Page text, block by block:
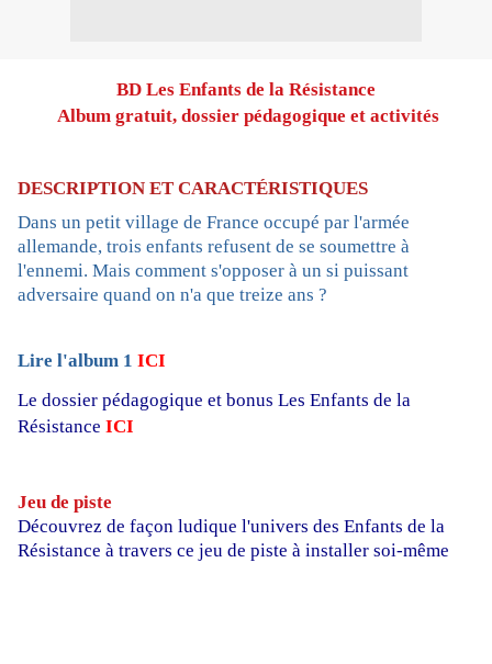
BD Les Enfants de la Résistance
Album gratuit, dossier pédagogique et activités
DESCRIPTION ET CARACTÉRISTIQUES
Dans un petit village de France occupé par l'armée
allemande, trois enfants refusent de se soumettre à
l'ennemi. Mais comment s'opposer à un si puissant
adversaire quand on n'a que treize ans ?
Lire l'album 1 ICI
Le dossier pédagogique et bonus Les Enfants de la
Résistance ICI
Jeu de piste
Découvrez de façon ludique l'univers des Enfants de la
Résistance à travers ce jeu de piste à installer soi-même